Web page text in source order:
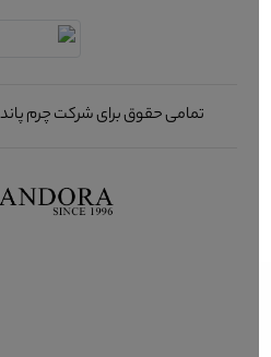
تمامی حقوق برای شرکت چرم